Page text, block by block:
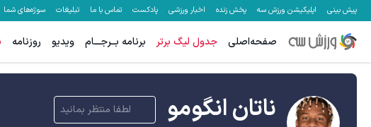
پیش بینی اپلیکیشن ورزش سه پخش زنده اخبار ورزشی پادکست تماس با ما تبلیغات سوژه‌های شما
صفحه‌اصلی جدول لیگ برتر برنامه بــرجـــام ویدیو روزنامه
ناتان انگومو لطفا منتظر بمانید